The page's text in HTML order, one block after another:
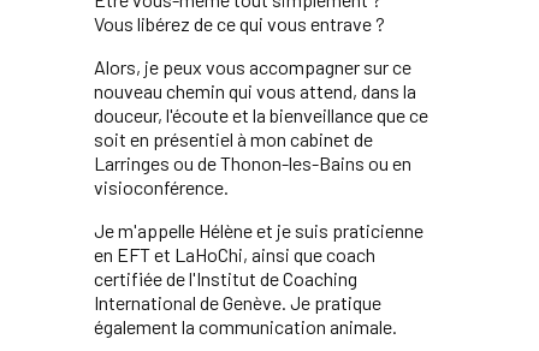
Vous libérez de ce qui vous entrave ?
Alors, je peux vous accompagner sur ce
nouveau chemin qui vous attend, dans la
douceur, l'écoute et la bienveillance que ce
soit en présentiel à mon cabinet de
Larringes ou de Thonon-les-Bains ou en
visioconférence.
Je m'appelle Hélène et je suis praticienne
en EFT et LaHoChi, ainsi que coach
certifiée de l'Institut de Coaching
International de Genève. Je pratique
également la communication animale.